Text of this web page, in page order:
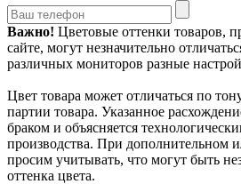
Важно! Цветовые оттенки товаров,
сайте, могут незначительно
различных мониторов разные
Цвет товара может отличаться по
партии товара. Указанное
браком и объясняется
производства. При дополнительном
просим учитывать, что могут быть
оттенка цвета.